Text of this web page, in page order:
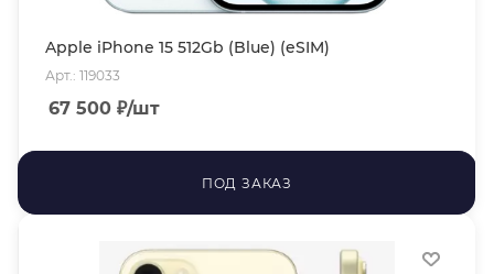
Apple iPhone 15 512Gb (Blue) (eSIM)
Арт.: 119033
67 500 ₽/шт
ПОД ЗАКАЗ